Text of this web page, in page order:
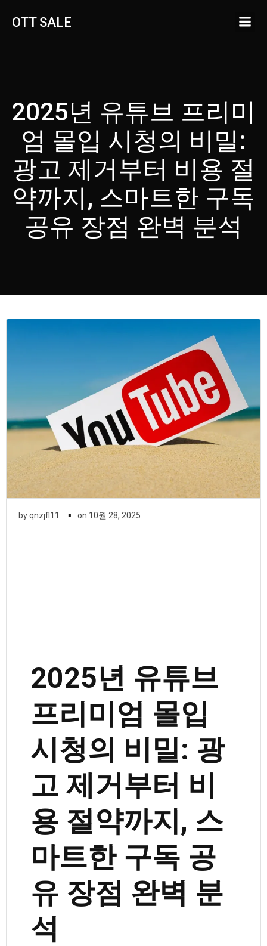
OTT SALE
2025년 유튜브 프리미
엄 몰입 시청의 비밀:
광고 제거부터 비용 절
약까지, 스마트한 구독
공유 장점 완벽 분석
byqnzjfl11 ▪ on 10월 28, 2025
2025년 유튜브
프리미엄 몰입
시청의 비밀: 광
고 제거부터 비
용 절약까지, 스
마트한 구독 공
유 장점 완벽 분
석